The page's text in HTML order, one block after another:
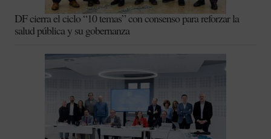
DF cierra el ciclo “10 temas” con consenso para reforzar la
salud pública y su gobernanza